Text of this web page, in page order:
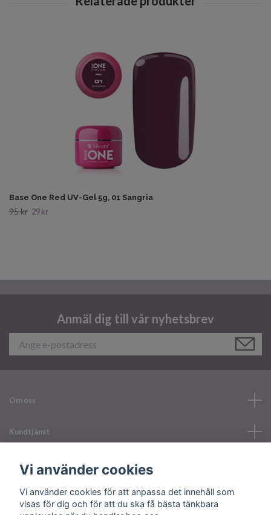
Base One Red UV-Gel 5g, 01 Sangria
95 kr 29 kr
Anmäl dig till vår nyhetsbrev
Om oss
Kundtjänst
Läs mer
Sociala medier
Vi använder cookies
Vi använder cookies för att anpassa det innehåll som
visas för dig och för att du ska få bästa tänkbara